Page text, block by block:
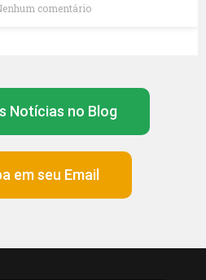
comentário
Notícias no Blog
em seu Email